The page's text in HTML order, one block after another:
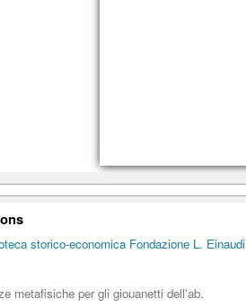
storico-economica Fondazione L. Einaudi
metafisiche per gli giouanetti dell'ab.